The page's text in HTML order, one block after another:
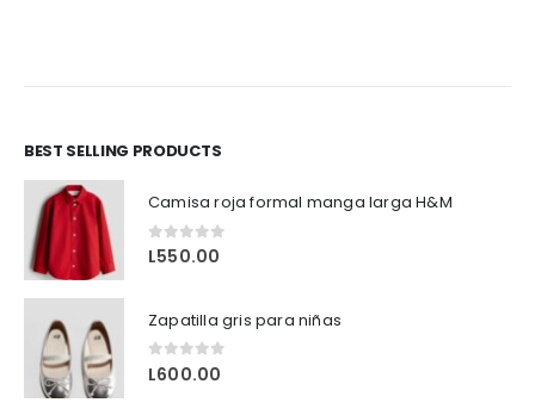
BEST SELLING PRODUCTS
Camisa roja formal manga larga H&M
0out of 5
L550.00
Zapatilla gris para niñas
0out of 5
L600.00